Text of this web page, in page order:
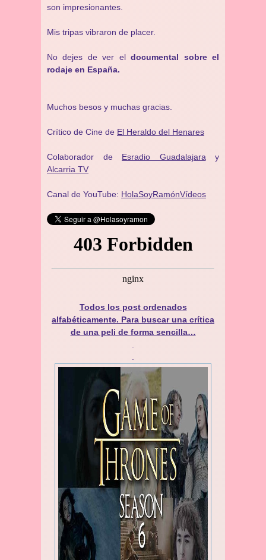
son impresionantes.
Mis tripas vibraron de placer.
No dejes de ver eldocumental sobre el
rodaje en España.
Muchos besos y muchas gracias.
Crítico de Cine de El Heraldo del Henares
Colaborador de Esradio Guadalajara y
Alcarria TV
Canal de YouTube: HolaSoyRamónVídeos
Todos los post ordenados
alfabéticamente. Para buscar una crítica
de una peli de forma sencilla…